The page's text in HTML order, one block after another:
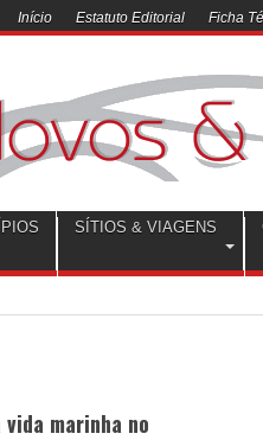
Início Estatuto Editorial Ficha
SÍTIOS & VIAGENS
marinha no